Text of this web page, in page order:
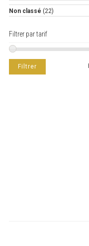
Non classé (22)
Filtrer par tarif
Filtrer